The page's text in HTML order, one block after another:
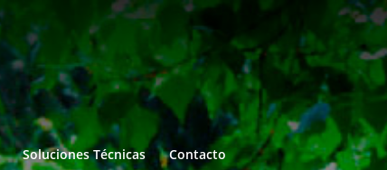
Soluciones Técnicas Contacto